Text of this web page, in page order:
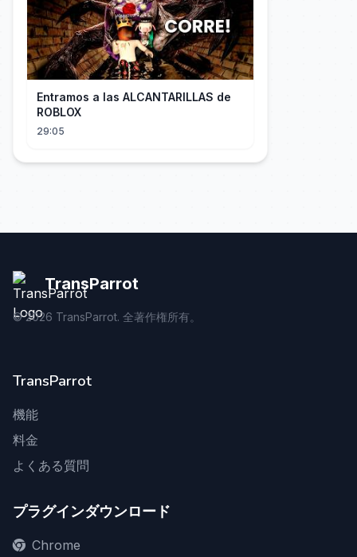
Entramos a las ALCANTARILLAS de
ROBLOX
29:05
TransParrot
©2026 TransParrot. 全著作権所有。
TransParrot
機能
料金
よくある質問
プラグインダウンロード
Chrome